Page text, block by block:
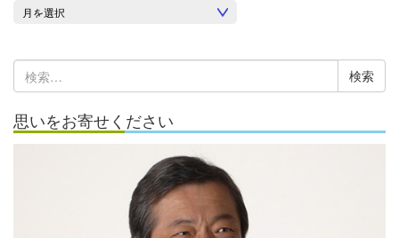
カ
索:
思いをお寄せください